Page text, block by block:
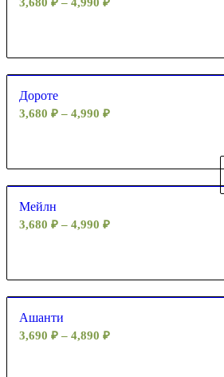
3,680 ₽ – 4,990 ₽
Дороте
3,680 ₽ – 4,990 ₽
Мейлн
3,680 ₽ – 4,990 ₽
Ашанти
3,690 ₽ – 4,890 ₽